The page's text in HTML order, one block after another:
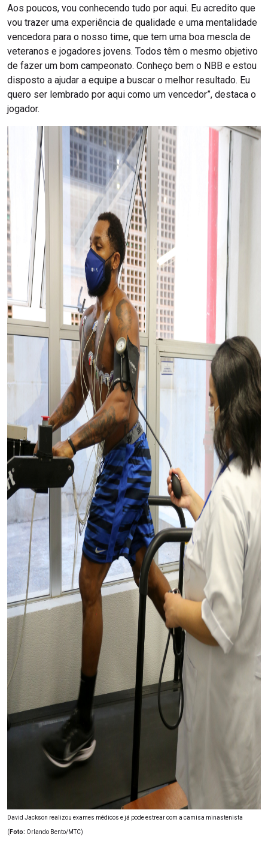
Aos poucos, vou conhecendo tudo por aqui. Eu acredito que
vou trazer uma experiência de qualidade e uma mentalidade
vencedora para o nosso time, que tem uma boa mescla de
veteranos e jogadores jovens. Todos têm o mesmo objetivo
de fazer um bom campeonato. Conheço bem o NBB e estou
disposto a ajudar a equipe a buscar o melhor resultado. Eu
quero ser lembrado por aqui como um vencedor”, destaca o
jogador.
David Jackson realizou exames médicos e já pode estrear com a camisa minastenista
( Foto: Orlando Bento/MTC)